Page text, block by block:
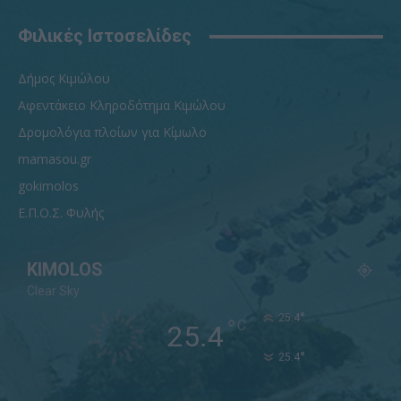
Φιλικές Ιστοσελίδες
Δήμος Κιμώλου
Αφεντάκειο Κληροδότημα Κιμώλου
Δρομολόγια πλοίων για Κίμωλο
mamasou.gr
gokimolos
Ε.Π.Ο.Σ. Φυλής
KIMOLOS
Clear Sky
25.4° C 25.4°
25.4°